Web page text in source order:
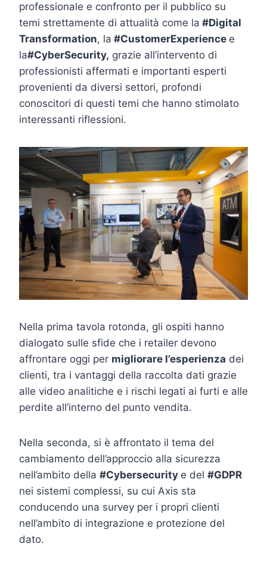
professionale e confronto per il pubblico su
temi strettamente di attualità come la #Digital
Transformation, la #CustomerExperience e
la#CyberSecurity, grazie all’intervento di
professionisti affermati e importanti esperti
provenienti da diversi settori, profondi
conoscitori di questi temi che hanno stimolato
interessanti riflessioni.
Nella prima tavola rotonda, gli ospiti hanno
dialogato sulle sfide che i retailer devono
affrontare oggi per migliorare l’esperienza dei
clienti, tra i vantaggi della raccolta dati grazie
alle video analitiche e i rischi legati ai furti e alle
perdite all’interno del punto vendita.
Nella seconda, si è affrontato il tema del
cambiamento dell’approccio alla sicurezza
nell’ambito della #Cybersecurity e del #GDPR
nei sistemi complessi, su cui Axis sta
conducendo una survey per i propri clienti
nell’ambito di integrazione e protezione del
dato.